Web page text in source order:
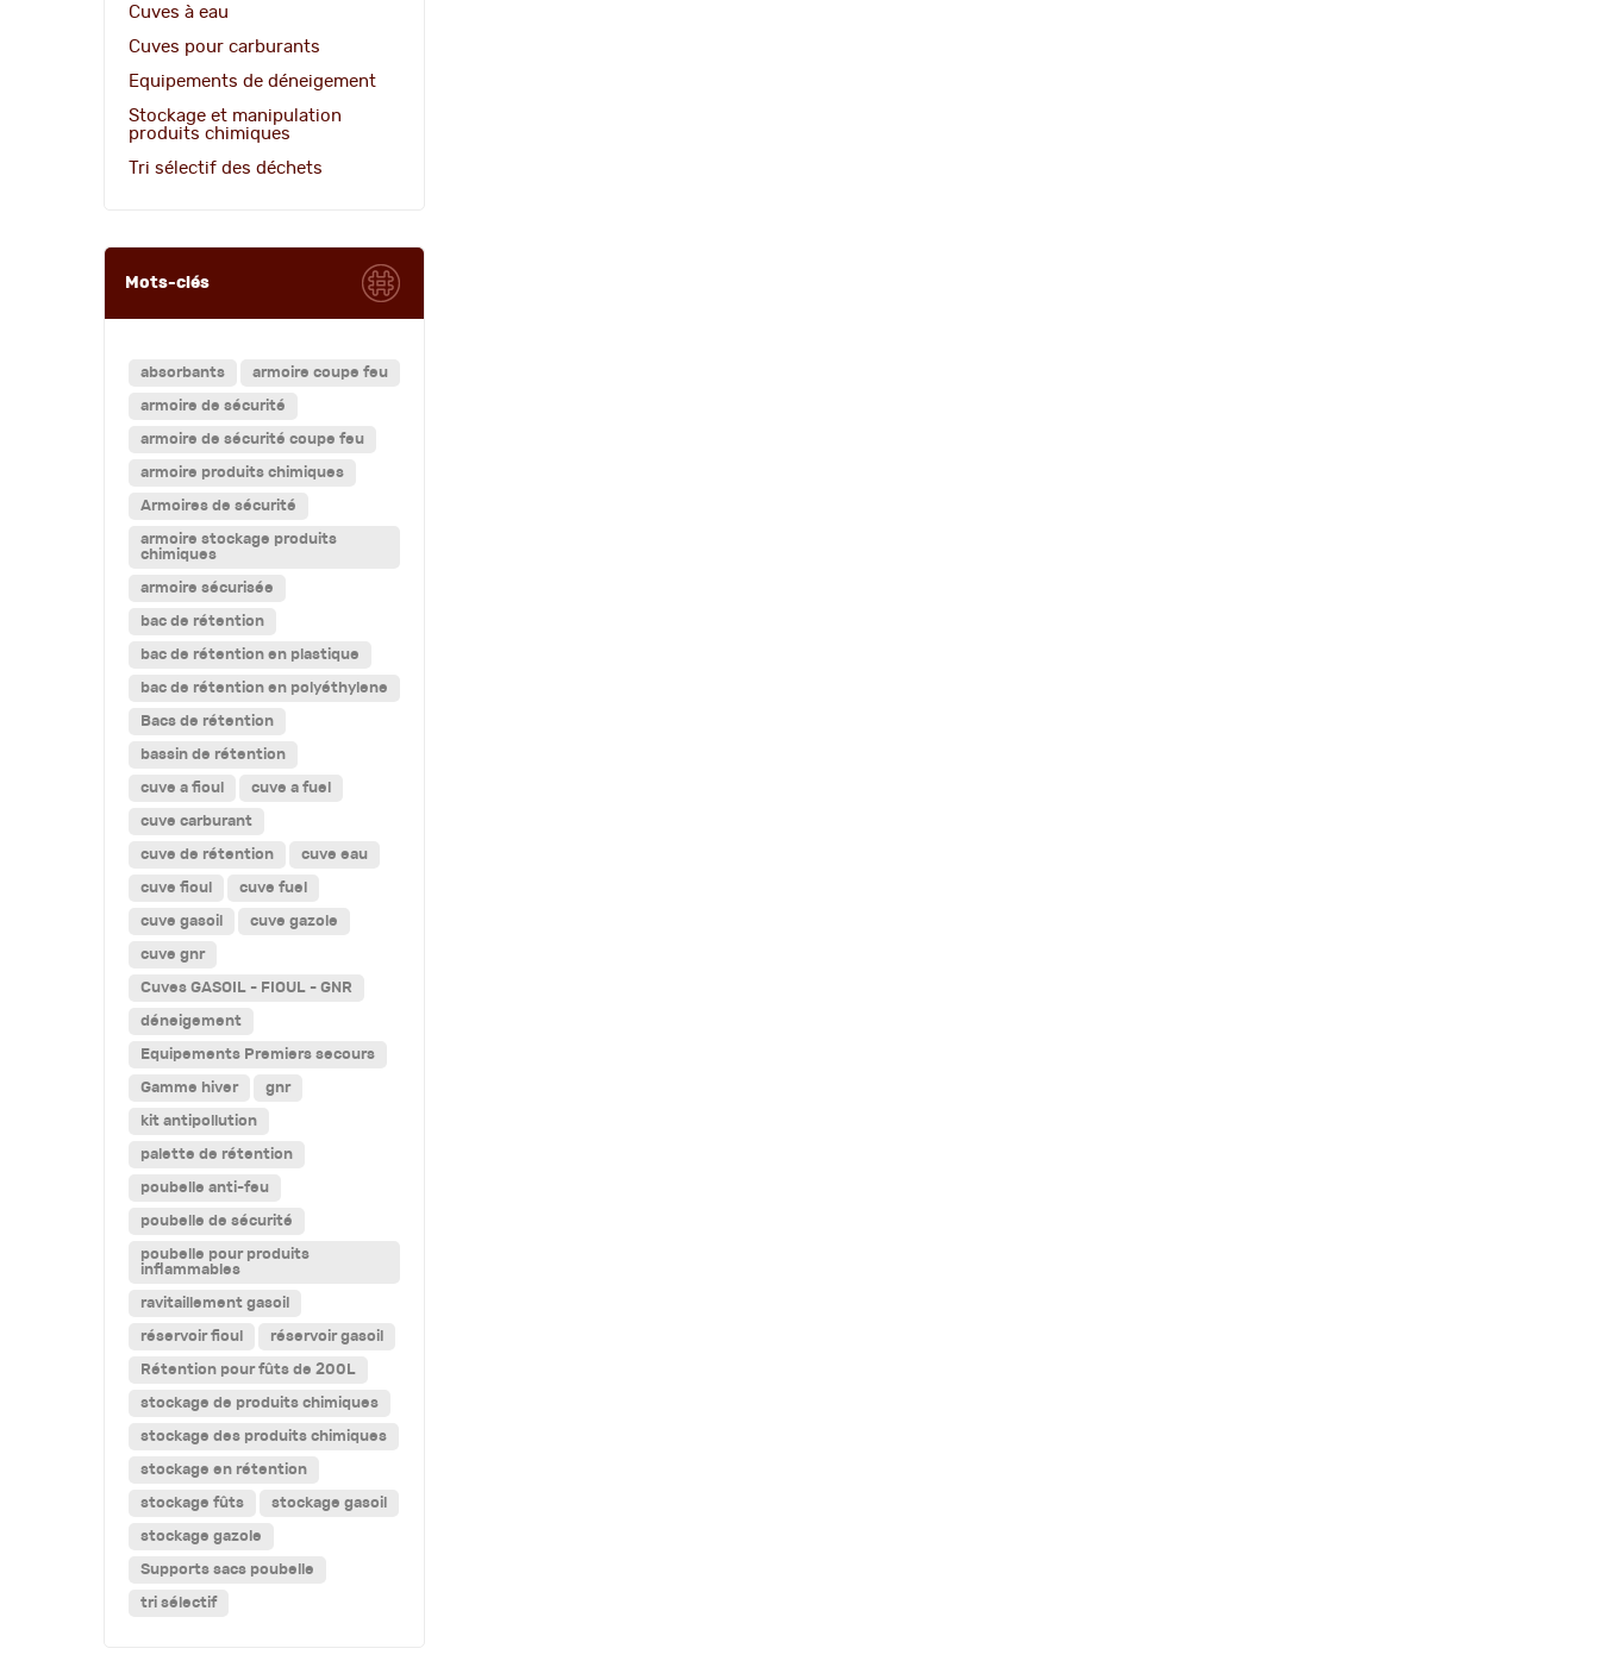
Cuves à eau
Cuves pour carburants
Equipements de déneigement
Stockage et manipulation
produits chimiques
Tri sélectif des déchets
Mots-clés
absorbants armoire coupe feu
armoire de sécurité
armoire de sécurité coupe feu
armoire produits chimiques
Armoires de sécurité
armoire stockage produits
chimiques
armoire sécurisée
bac de rétention
bac de rétention en plastique
bac de rétention en polyéthylene
Bacs de rétention
bassin de rétention
cuve a fioul cuve a fuel
cuve carburant
cuve de rétention cuve eau
cuve fioul cuve fuel
cuve gasoil cuve gazole
cuve gnr
Cuves GASOIL - FIOUL - GNR
déneigement
Equipements Premiers secours
Gamme hiver gnr
kit antipollution
palette de rétention
poubelle anti-feu
poubelle de sécurité
poubelle pour produits
inflammables
ravitaillement gasoil
réservoir fioul réservoir gasoil
Rétention pour fûts de 200L
stockage de produits chimiques
stockage des produits chimiques
stockage en rétention
stockage fûts stockage gasoil
stockage gazole
Supports sacs poubelle
tri sélectif